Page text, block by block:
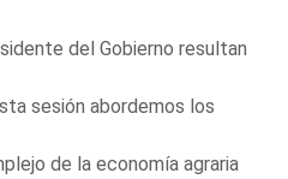
del Gobierno resultan
sesión abordemos los
de la economía agraria